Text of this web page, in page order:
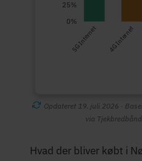
25%
0%
5G Internet 4G Internet
Opdateret 19. juli 2026 ·
via
Hvad der bliver købt i